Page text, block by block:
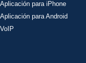
Aplicación para iPhone
Aplicación para Android
VoIP